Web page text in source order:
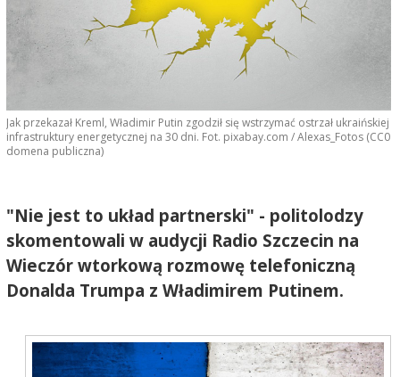
Jak przekazał Kreml, Władimir Putin zgodził się wstrzymać ostrzał ukraińskiej
infrastruktury energetycznej na 30 dni. Fot. pixabay.com / Alexas_Fotos (CC0
domena publiczna)
"Nie jest to układ partnerski" - politolodzy
skomentowali w audycji Radio Szczecin na
Wieczór wtorkową rozmowę telefoniczną
Donalda Trumpa z Władimirem Putinem.